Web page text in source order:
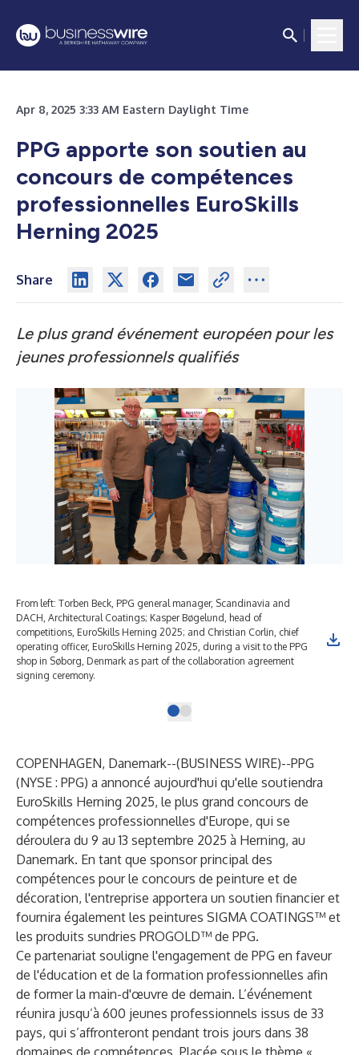
Apr 8, 2025 3:33 AM Eastern Daylight Time
PPG apporte son soutien au
concours de compétences
professionnelles EuroSkills
Herning 2025
Share
Le plus grand événement européen pour les
jeunes professionnels qualifiés
From left: Torben Beck, PPG general manager, Scandinavia and
DACH, Architectural Coatings; Kasper Bøgelund, head of
competitions, EuroSkills Herning 2025; and Christian Corlin, chief
operating officer, EuroSkills Herning 2025, during a visit to the PPG
shop in Søborg, Denmark as part of the collaboration agreement
signing ceremony.
COPENHAGEN, Danemark--(BUSINESS WIRE)--PPG
(NYSE : PPG) a annoncé aujourd'hui qu'elle soutiendra
EuroSkills Herning 2025, le plus grand concours de
compétences professionnelles d'Europe, qui se
déroulera du 9 au 13 septembre 2025 à Herning, au
Danemark. En tant que sponsor principal des
compétences pour le concours de peinture et de
décoration, l'entreprise apportera un soutien financier et
fournira également les peintures SIGMA COATINGS™ et
les produits sundries PROGOLD™ de PPG.
Ce partenariat souligne l'engagement de PPG en faveur
de l'éducation et de la formation professionnelles afin
de former la main-d'œuvre de demain. L’événement
réunira jusqu’à 600 jeunes professionnels issus de 33
pays, qui s’affronteront pendant trois jours dans 38
domaines de compétences. Placée sous le thème «